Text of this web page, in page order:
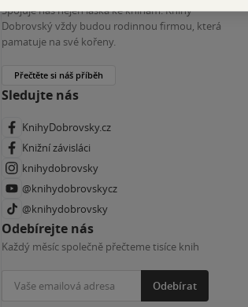
Spojuje nás nejen láska ke knihám. Knihy
Dobrovský vždy budou rodinnou firmou, která
pamatuje na své kořeny.
Přečtěte si náš příběh
Sledujte nás
KnihyDobrovsky.cz
Knižní závisláci
knihydobrovsky
@knihydobrovskycz
@knihydobrovsky
Odebírejte nás
Každý měsíc společně přečteme tisíce knih
Odebírat